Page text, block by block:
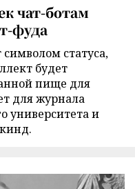
чат-ботам
фуда
символом статуса,
будет
пище для
для журнала
университета и